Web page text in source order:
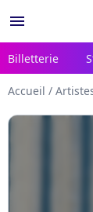
menu
Billetterie
Accueil /